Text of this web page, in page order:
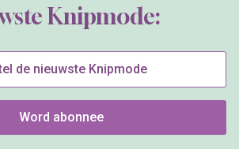
Knipmode:
de nieuwste Knipmode
Word abonnee